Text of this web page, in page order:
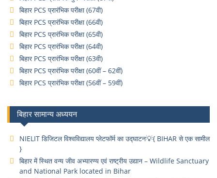
बिहार PCS प्रारंभिक परीक्षा (67वी)
बिहार PCS प्रारंभिक परीक्षा (66वी)
बिहार PCS प्रारंभिक परीक्षा (65वी)
बिहार PCS प्रारंभिक परीक्षा (64वी)
बिहार PCS प्रारंभिक परीक्षा (63वी)
बिहार PCS प्रारंभिक परीक्षा (60वीं – 62वीं)
बिहार PCS प्रारंभिक परीक्षा (56वीं – 59वीं)
बिहार सामान्य अध्ययन
NIELIT डिजिटल विश्वविद्यालय प्लेटफॉर्म का उद्घाटन💡{ BIHAR से एक सामील
}
बिहार में स्थित वन्य जीव अभ्यारण्य एवं राष्ट्रीय उद्यान – Wildlife Sanctuary
and National Park located in Bihar